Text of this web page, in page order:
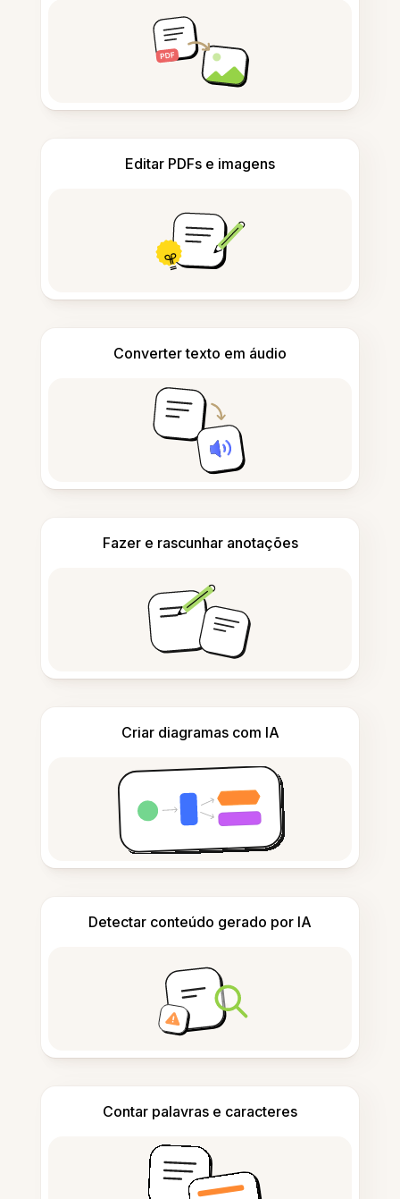
Editar PDFs e imagens
Converter texto em áudio
Fazer e rascunhar anotações
Criar diagramas com IA
Detectar conteúdo gerado por IA
Contar palavras e caracteres